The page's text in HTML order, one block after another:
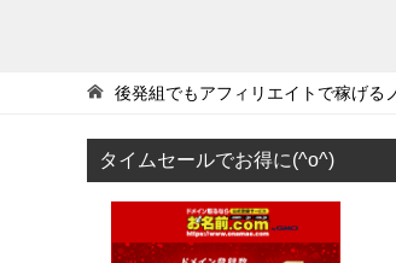
後発組でもアフィリエイトで稼げる
タイムセールでお得に(^o^)